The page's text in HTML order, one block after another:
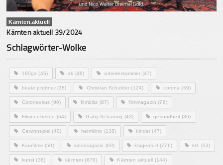
Kärnten.aktuell
Kärnten aktuell 39/2024
Schlagwörter-Wolke
180ga (45) ak (48) arbeiterkammer (47)
beate prettner(38) Christian Scheider (124) corona (69)
Coronavirus (90) filmblitz (87) filmmagazin (76)
Filmneuheiten (64) Gaby Schaunig (43) gesundheit(36)
Gewinnspiel (40) heimkino (138) kinder (47)
Kinofilme (50) kinomagazin (69) klagenfurt(776) kt1 (53)
kunst (38) kärnten (676) Kärnten aktuell (144)